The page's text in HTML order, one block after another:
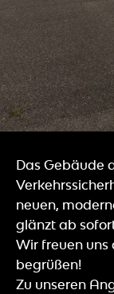
Das Gebäude
neuen,
glänzt ab
Wir freuen uns
begrüßen!
Zu unseren